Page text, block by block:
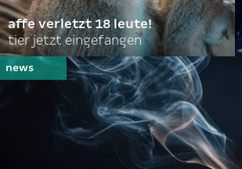
affe verletzt 18 leute!
tier jetzt eingefangen